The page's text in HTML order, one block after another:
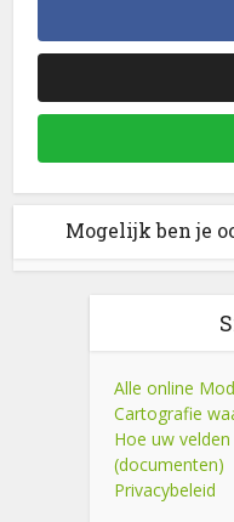
Mogelijk ben je
Alle online
Cartografie
Hoe uw
(documenten)
Privacybeleid